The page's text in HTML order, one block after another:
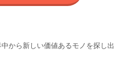
から新しい価値あるモノを探し出